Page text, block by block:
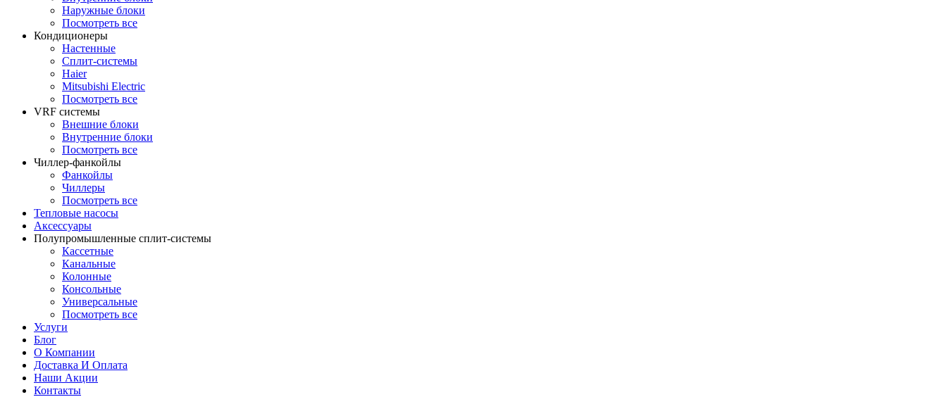
Наружные блоки
Посмотреть все
Кондиционеры
Настенные
Сплит-системы
Haier
Mitsubishi Electric
Посмотреть все
VRF системы
Внешние блоки
Внутренние блоки
Посмотреть все
Чиллер-фанкойлы
Фанкойлы
Чиллеры
Посмотреть все
Тепловые насосы
Аксессуары
Полупромышленные сплит-системы
Кассетные
Канальные
Колонные
Консольные
Универсальные
Посмотреть все
Услуги
Блог
О Компании
Доставка И Оплата
Наши Акции
Контакты